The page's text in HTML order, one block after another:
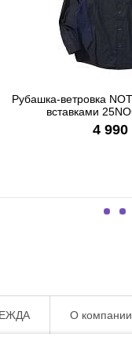
WIP white I036244
О компании